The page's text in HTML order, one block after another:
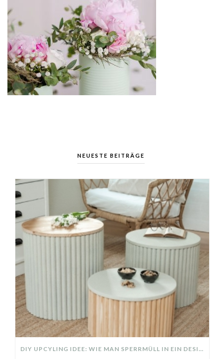
NEUESTE BEITRÄGE
DIY UPCYLING IDEE: WIE MAN SPERRMÜLL IN EIN DESIGNER TEIL VERWANDELT